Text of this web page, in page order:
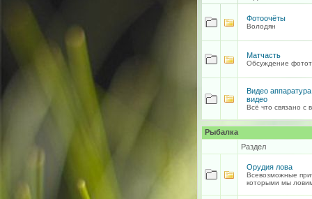
Фотоочёты
Володян
Матчасть
Обсуждение
Видео
видео
Всё что связано с
Рыбалка
Раздел
Орудия лова
Всевозможные
которыми мы